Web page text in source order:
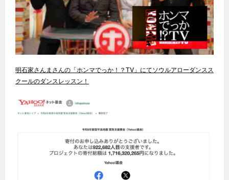
明石家さんまさんの「ホンマでっか！？TV」にてソウルアローダンスス
クールのダンスレッスン！